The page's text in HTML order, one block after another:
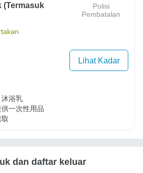
(Termasuk
Polisi
Pembatalan
Lihat Kadar
浴乳
一次性用品
dan daftar keluar